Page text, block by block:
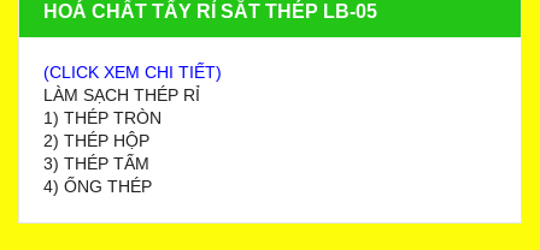
HOÁ CHẤT TẨY RỈ SẮT THÉP LB-05
(CLICK XEM CHI TIẾT)
LÀM SẠCH THÉP RỈ
1) THÉP TRÒN
2) THÉP HỘP
3) THÉP TẤM
4) ỐNG THÉP